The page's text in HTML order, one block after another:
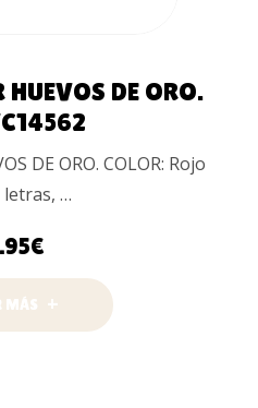
DE ORO.
DE ORO. COLOR: Rojo
letras, …
€
MÁS